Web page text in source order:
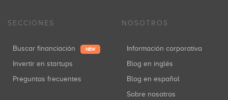
SECCIONES
Buscar financiación NEW
Invertir en startups
Preguntas frecuentes
NOSOTROS
Información corporativa
Blog en inglés
Blog en español
Sobre nosotros